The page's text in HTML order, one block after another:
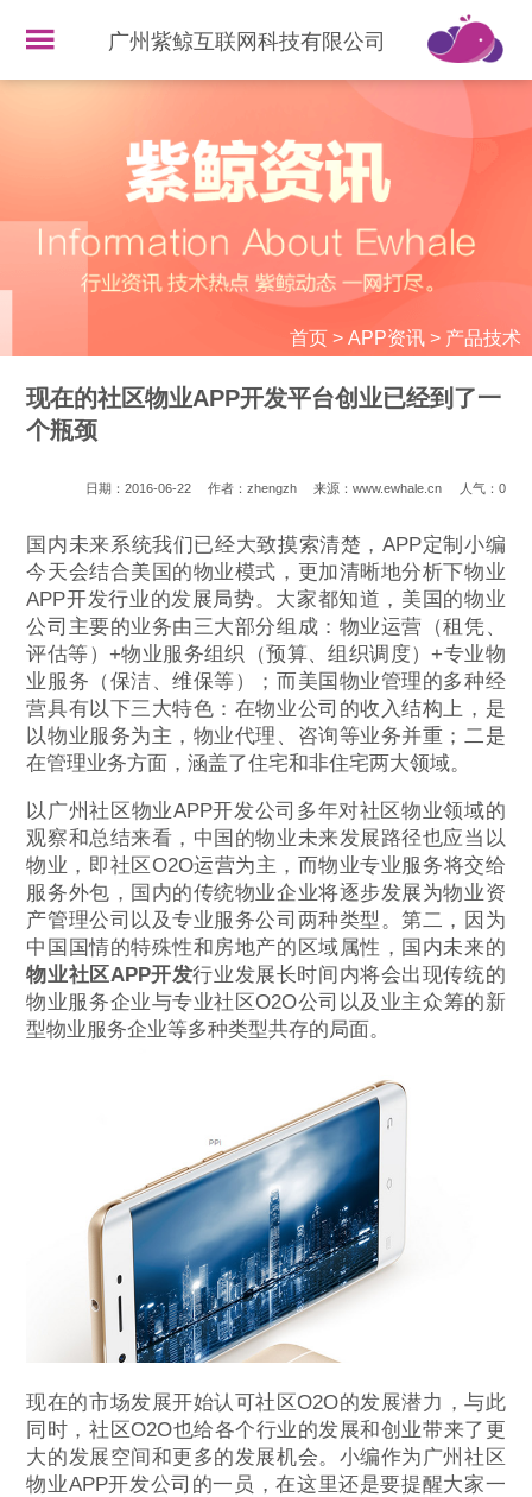
广州紫鲸互联网科技有限公司
首页> APP资讯> 产品技术
现在的社区物业APP开发平台创业已经到了一
个瓶颈
日期：2016-06-22 作者：zhengzh 来源：www.ewhale.cn 人气： 0
国内未来系统我们已经大致摸索清楚，APP定制小编
今天会结合美国的物业模式，更加清晰地分析下物业
APP开发行业的发展局势。大家都知道，美国的物业
公司主要的业务由三大部分组成：物业运营（租凭、
评估等）+物业服务组织（预算、组织调度）+专业物
业服务（保洁、维保等）；而美国物业管理的多种经
营具有以下三大特色：在物业公司的收入结构上，是
以物业服务为主，物业代理、咨询等业务并重；二是
在管理业务方面，涵盖了住宅和非住宅两大领域。
以广州社区物业APP开发公司多年对社区物业领域的
观察和总结来看，中国的物业未来发展路径也应当以
物业，即社区O2O运营为主，而物业专业服务将交给
服务外包，国内的传统物业企业将逐步发展为物业资
产管理公司以及专业服务公司两种类型。第二，因为
中国国情的特殊性和房地产的区域属性，国内未来的
物业社区APP开发行业发展长时间内将会出现传统的
物业服务企业与专业社区O2O公司以及业主众筹的新
型物业服务企业等多种类型共存的局面。
现在的市场发展开始认可社区O2O的发展潜力，与此
同时，社区O2O也给各个行业的发展和创业带来了更
大的发展空间和更多的发展机会。小编作为广州社区
物业APP开发公司的一员，在这里还是要提醒大家一